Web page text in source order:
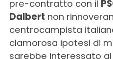
pre-contratto con il
Dalbert non
centrocampista
clamorosa ipotesi di
sarebbe interessato